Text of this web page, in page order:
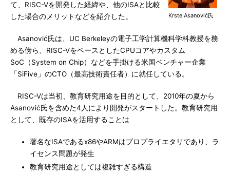
Krste Asanović氏
て、RISC-Vを開発した経緯や、他のISAと比較
した場合のメリットなどを紹介した。
Asanović氏は、UC Berkeleyの電子工学計算機科学科教授を務
める傍ら、RISC-VをベースとしたCPUコアやカスタム
SoC（System on Chip）などを手掛ける米国ベンチャー企業
「SiFive」のCTO（最高技術責任者）に就任している。
RISC-Vは当初、教育研究用途を目的として、2010年の夏から
Asanović氏を含めた4人により開発がスタートした。教育研究用
として、既存のISAを活用することは
著名なISAであるx86やARMはプロプライエタリであり、ラ
イセンス問題が発生
教育研究用途としては複雑すぎる構造